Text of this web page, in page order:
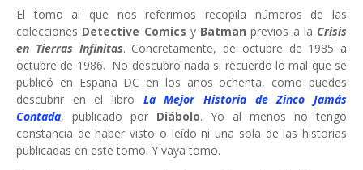
El tomo al que nos referimos recopila números de las
colecciones Detective Comics y Batman previos a la Crisis
en Tierras Infinitas. Concretamente, de octubre de 1985 a
octubre de 1986. No descubro nada si recuerdo lo mal que se
publicó en España DC en los años ochenta, como puedes
descubrir en el libro La Mejor Historia de Zinco Jamás
Contada, publicado por Diábolo. Yo al menos no tengo
constancia de haber visto o leído ni una sola de las historias
publicadas en este tomo. Y vaya tomo.